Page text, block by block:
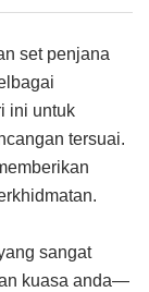
set penjana
ini untuk
tersuai.
sangat
kuasa anda—